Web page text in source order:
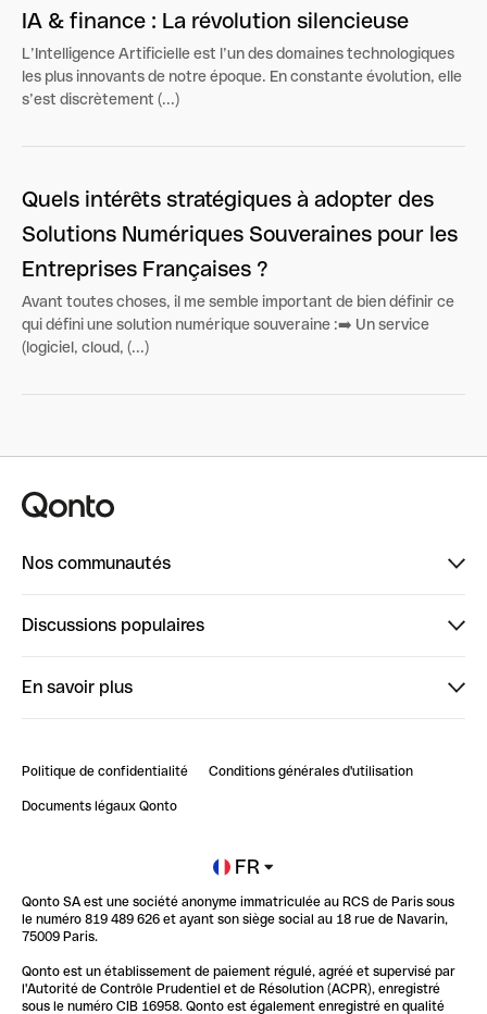
IA & finance : La révolution silencieuse
L’Intelligence Artificielle est l’un des domaines technologiques
les plus innovants de notre époque. En constante évolution, elle
s’est discrètement (...)
Quels intérêts stratégiques à adopter des
Solutions Numériques Souveraines pour les
Entreprises Françaises ?
Avant toutes choses, il me semble important de bien définir ce
qui défini une solution numérique souveraine :➡️ Un service
(logiciel, cloud, (...)
Nos communautés
ClubQonto
Discussions populaires
Impact de l'IA sur les carrières/productivité
En savoir plus
Blog
Newsroom
Glossaire finance
Politique de confidentialité Conditions générales d'utilisation
Documents légaux Qonto
FR
Qonto SA est une société anonyme immatriculée au RCS de Paris sous
le numéro 819 489 626 et ayant son siège social au 18 rue de Navarin,
75009 Paris.
Qonto est un établissement de paiement régulé, agréé et supervisé par
l'Autorité de Contrôle Prudentiel et de Résolution (ACPR), enregistré
sous le numéro CIB 16958. Qonto est également enregistré en qualité